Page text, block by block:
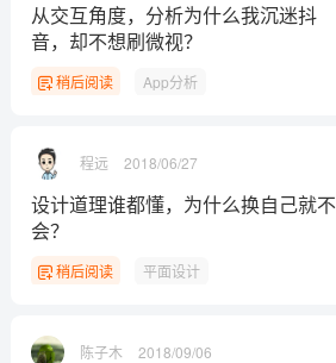
从交互角度，分析为什么我沉迷抖
音，却不想刷微视？
稍后阅读 App分析
程远 2018/06/27
设计道理谁都懂，为什么换自己就不
会？
稍后阅读 平面设计
陈子木 2018/09/06